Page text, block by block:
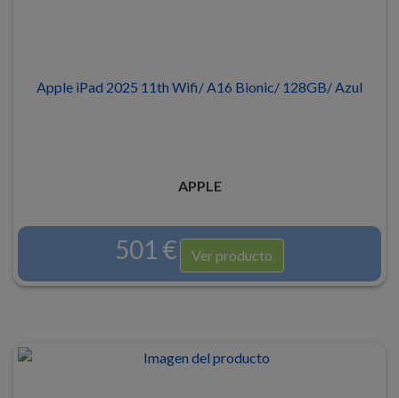
Apple iPad 2025 11th Wifi/ A16 Bionic/ 128GB/ Azul
APPLE
501 € Ver producto